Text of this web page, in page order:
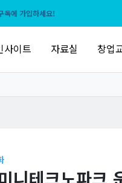
독에 가입하세요!
사이트 자료실 창업
니테크노파크